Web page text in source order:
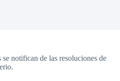
notifican de las resoluciones de